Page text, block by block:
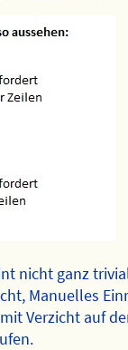
nicht ganz
Manuelles
Verzicht auf